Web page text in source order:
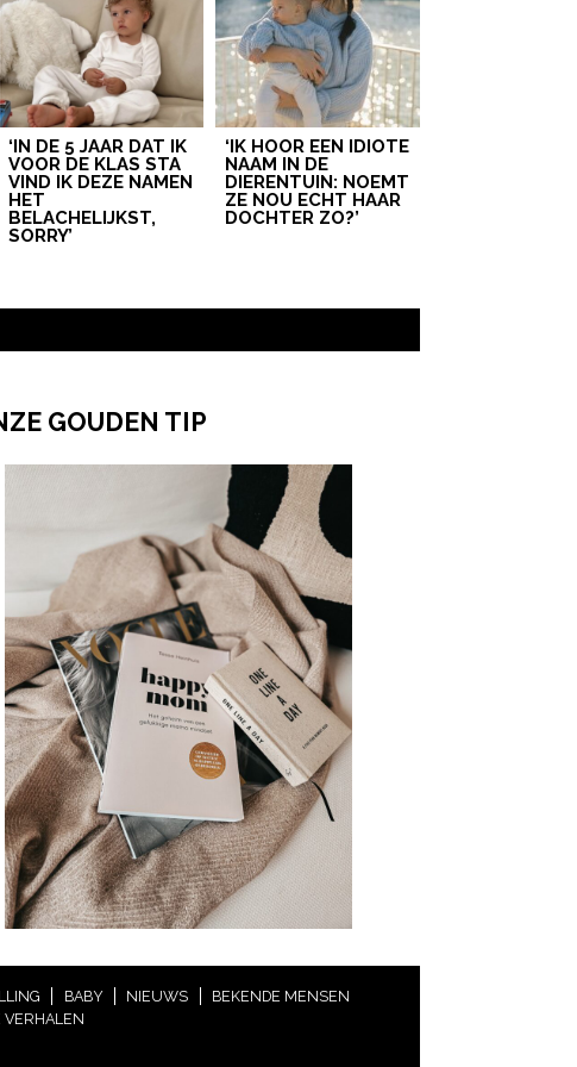
‘IN DE 5 JAAR DAT IK
VOOR DE KLAS STA
VIND IK DEZE NAMEN
HET
BELACHELIJKST,
SORRY’
‘IK HOOR EEN IDIOTE
NAAM IN DE
DIERENTUIN: NOEMT
ZE NOU ECHT HAAR
DOCHTER ZO?’
GOUDEN TIP
BABY NIEUWS
BEKENDE MENSEN
VERHALEN